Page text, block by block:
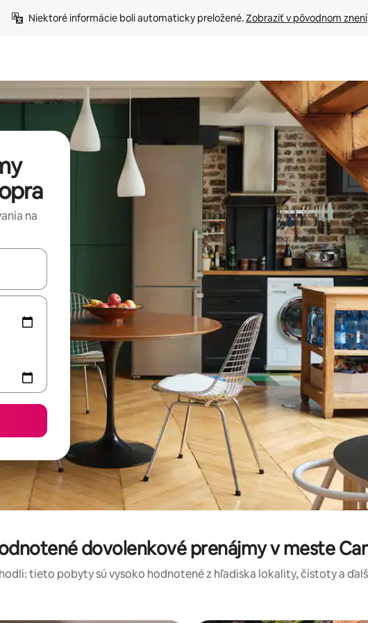
Niektoré informácie boli automaticky preložené. Zobraziť v pôvodnom znení
na
prechádzať pomocou klávesov so šípkami nahor a nadol alebo ich preskúmať
dovolenkové prenájmy v meste
tieto pobyty sú vysoko hodnotené z hľadiska lokality, čistoty a